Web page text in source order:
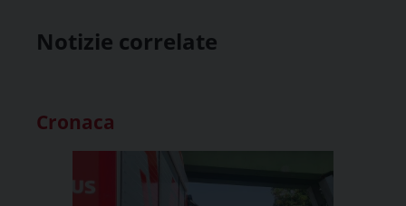
Notizie correlate
Cronaca